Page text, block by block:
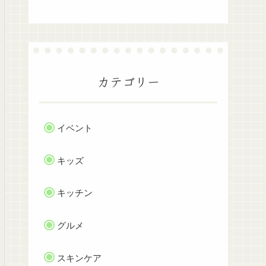
カテゴリー
イベント
キッズ
キッチン
グルメ
スキンケア